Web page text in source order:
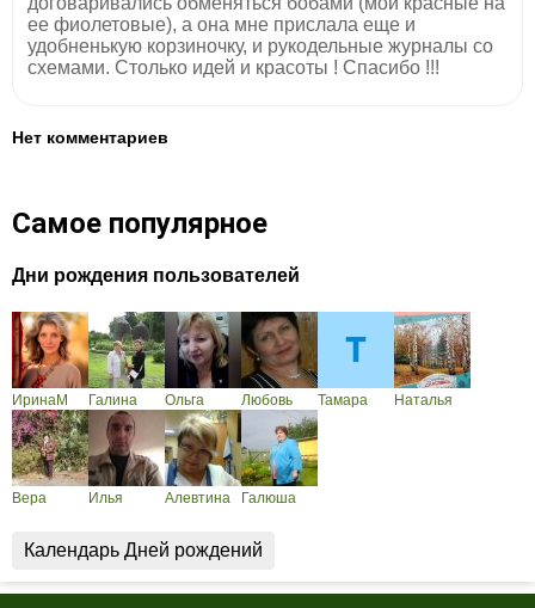
ее фиолетовые), а она мне прислала еще и
удобненькую корзиночку, и рукодельные журналы со
схемами. Столько идей и красоты ! Спасибо !!!
Нет комментариев
Самое популярное
Дни рождения пользователей
ИринаМ Галина Ольга Любовь Тамара Наталья
Вера Илья Алевтина Галюша
Календарь Дней рождений